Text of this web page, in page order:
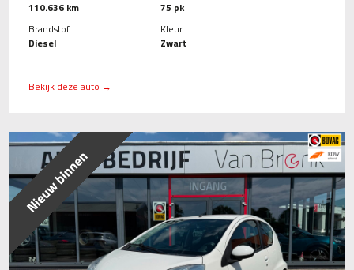
110.636 km
Brandstof
Diesel
75 pk
Kleur
Zwart
Bekijk deze auto →